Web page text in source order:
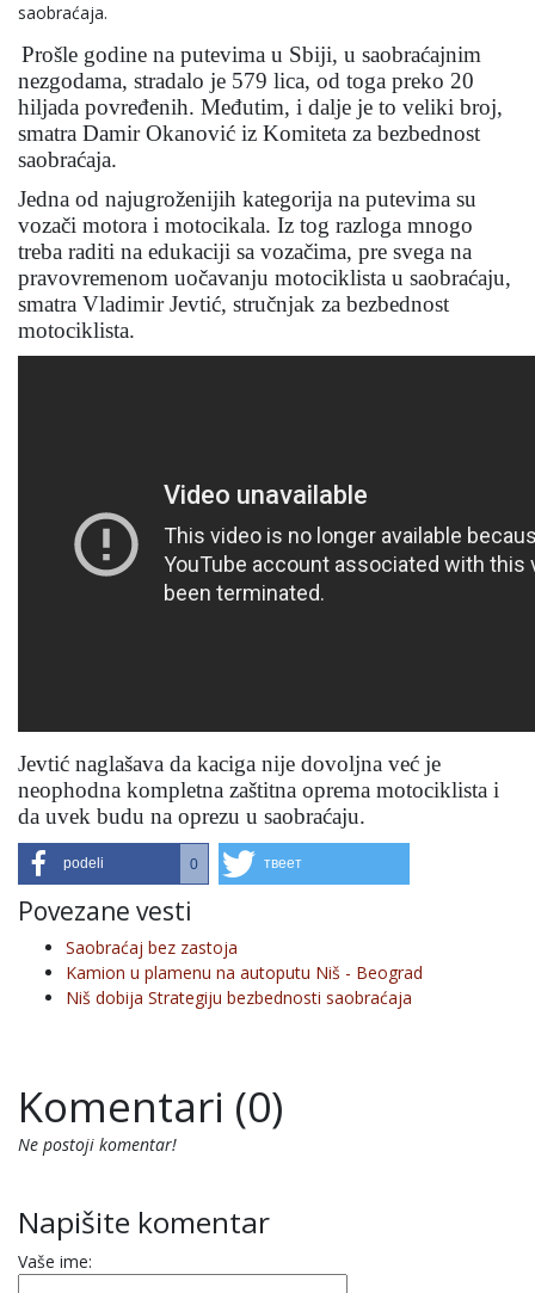
saobraćaja.
Prošle godine na putevima u Sbiji, u saobraćajnim
nezgodama, stradalo je 579 lica, od toga preko 20
hiljada povređenih. Međutim, i dalje je to veliki broj,
smatra Damir Okanović iz Komiteta za bezbednost
saobraćaja.
Jedna od najugroženijih kategorija na putevima su
vozači motora i motocikala. Iz tog razloga mnogo
treba raditi na edukaciji sa vozačima, pre svega na
pravovremenom uočavanju motociklista u saobraćaju,
smatra Vladimir Jevtić, stručnjak za bezbednost
motociklista.
Jevtić naglašava da kaciga nije dovoljna već je
neophodna kompletna zaštitna oprema motociklista i
da uvek budu na oprezu u saobraćaju.
podeli 0 твеет
Povezane vesti
Saobraćaj bez zastoja
Kamion u plamenu na autoputu Niš - Beograd
Niš dobija Strategiju bezbednosti saobraćaja
Komentari (0)
Ne postoji komentar!
Napišite komentar
Vaše ime: